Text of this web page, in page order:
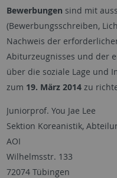
Bewerbungen sind mit
(Bewerbungsschreiben,
Nachweis der
Abiturzeugnisses und der
über die soziale Lage und
zum 19. März 2014zu
Juniorprof. You Jae Lee
Sektion Koreanistik,
AOI
Wilhelmsstr. 133
72074 Tübingen